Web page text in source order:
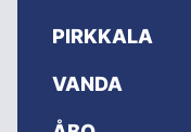
PIRKKALA
VANDA